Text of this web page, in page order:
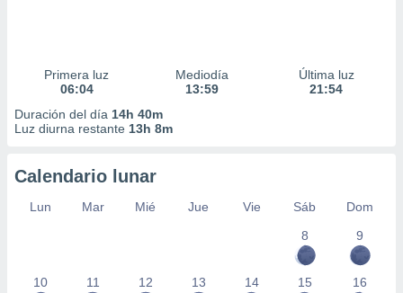
Primera luz
06:04
Mediodía
13:59
Última luz
21:54
Duración del día 14h 40m
Luz diurna restante 13h 8m
Calendario lunar
Lun Mar Mié Jue Vie Sáb
Dom
8
9
10 11 12 13 14 15 16